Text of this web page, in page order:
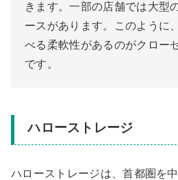
きます。一部の店舗では大型
ースがあります。このように
べる柔軟性があるのがクロー
です。
ハローストレージ
ハローストレージは、首都圏を